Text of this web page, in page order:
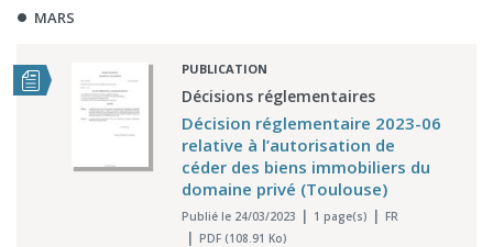
MARS
PUBLICATION
Décisions réglementaires
Décision réglementaire 2023-06
relative à l’autorisation de
céder des biens immobiliers du
domaine privé (Toulouse)
Publié le 24/03/2023 1 page(s)
FR
PDF (108.91 Ko)